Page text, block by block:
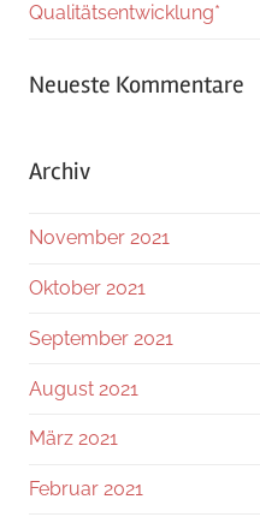
Qualitätsentwicklung*
Neueste Kommentare
Archiv
November 2021
Oktober 2021
September 2021
August 2021
März 2021
Februar 2021